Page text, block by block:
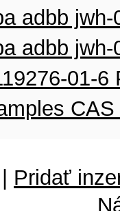
adbb
adbb
01-6
Pridať